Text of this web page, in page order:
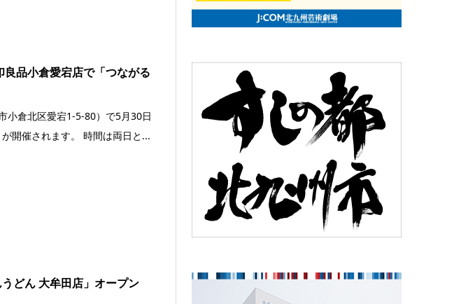
品小倉愛宕店で「つながる
小倉北区愛宕1-5-80）で5月30日
開催されます。 時間は両日と...
どん 大牟田店」オープン